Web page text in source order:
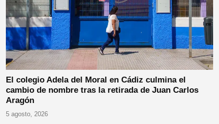
El colegio Adela del Moral en Cádiz culmina el
cambio de nombre tras la retirada de Juan Carlos
Aragón
5 agosto, 2026